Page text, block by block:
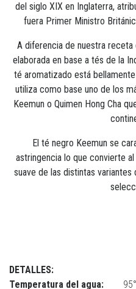
del siglo XIX en Inglaterra,
fuera Primer Ministro
A diferencia de nuestra receta
elaborada en base a tés de la
té aromatizado está
utiliza como base uno de los
Keemun o Quimen Hong Cha
El té negro Keemun se
astringencia lo que convierte
suave de las distintas variantes
DETALLES:
Temperatura del agua:
95°